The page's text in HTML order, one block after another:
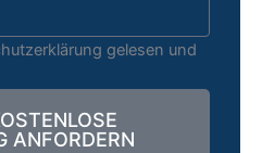
gelesen und
ANFORDERN